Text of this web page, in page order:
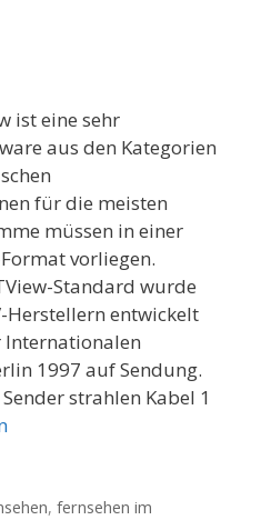
ist eine sehr
aus den Kategorien
für die meisten
müssen in einer
vorliegen.
Standard wurde
Herstellern entwickelt
1997 auf Sendung.
strahlen Kabel 1
, fernsehen im